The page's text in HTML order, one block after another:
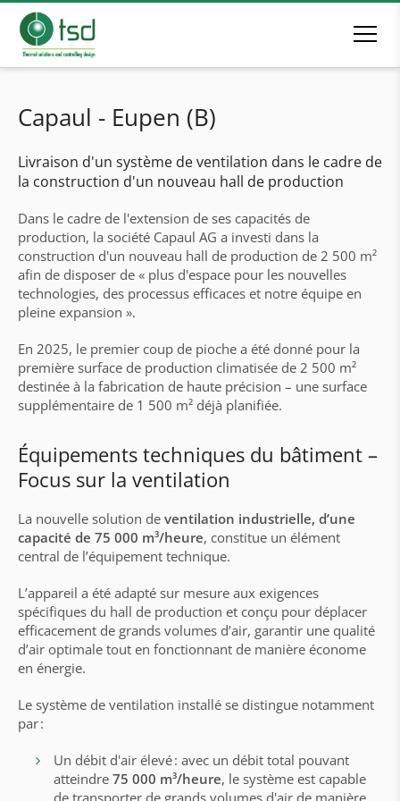
Capaul - Eupen (B)
Livraison d'un système de ventilation dans le cadre de
la construction d'un nouveau hall de production
Dans le cadre de l'extension de ses capacités de
production, la société Capaul AG a investi dans la
construction d'un nouveau hall de production de 2 500 m²
afin de disposer de « plus d'espace pour les nouvelles
technologies, des processus efficaces et notre équipe en
pleine expansion ».
En 2025, le premier coup de pioche a été donné pour la
première surface de production climatisée de 2 500 m²
destinée à la fabrication de haute précision – une surface
supplémentaire de 1 500 m² déjà planifiée.
Équipements techniques du bâtiment –
Focus sur la ventilation
La nouvelle solution de ventilation industrielle, d’une
capacité de 75 000 m³/heure, constitue un élément
central de l’équipement technique.
L’appareil a été adapté sur mesure aux exigences
spécifiques du hall de production et conçu pour déplacer
efficacement de grands volumes d’air, garantir une qualité
d’air optimale tout en fonctionnant de manière économe
en énergie.
Le système de ventilation installé se distingue notamment
par :
Un débit d'air élevé : avec un débit total pouvant
atteindre 75 000 m³/heure, le système est capable
de transporter de grands volumes d'air de manière